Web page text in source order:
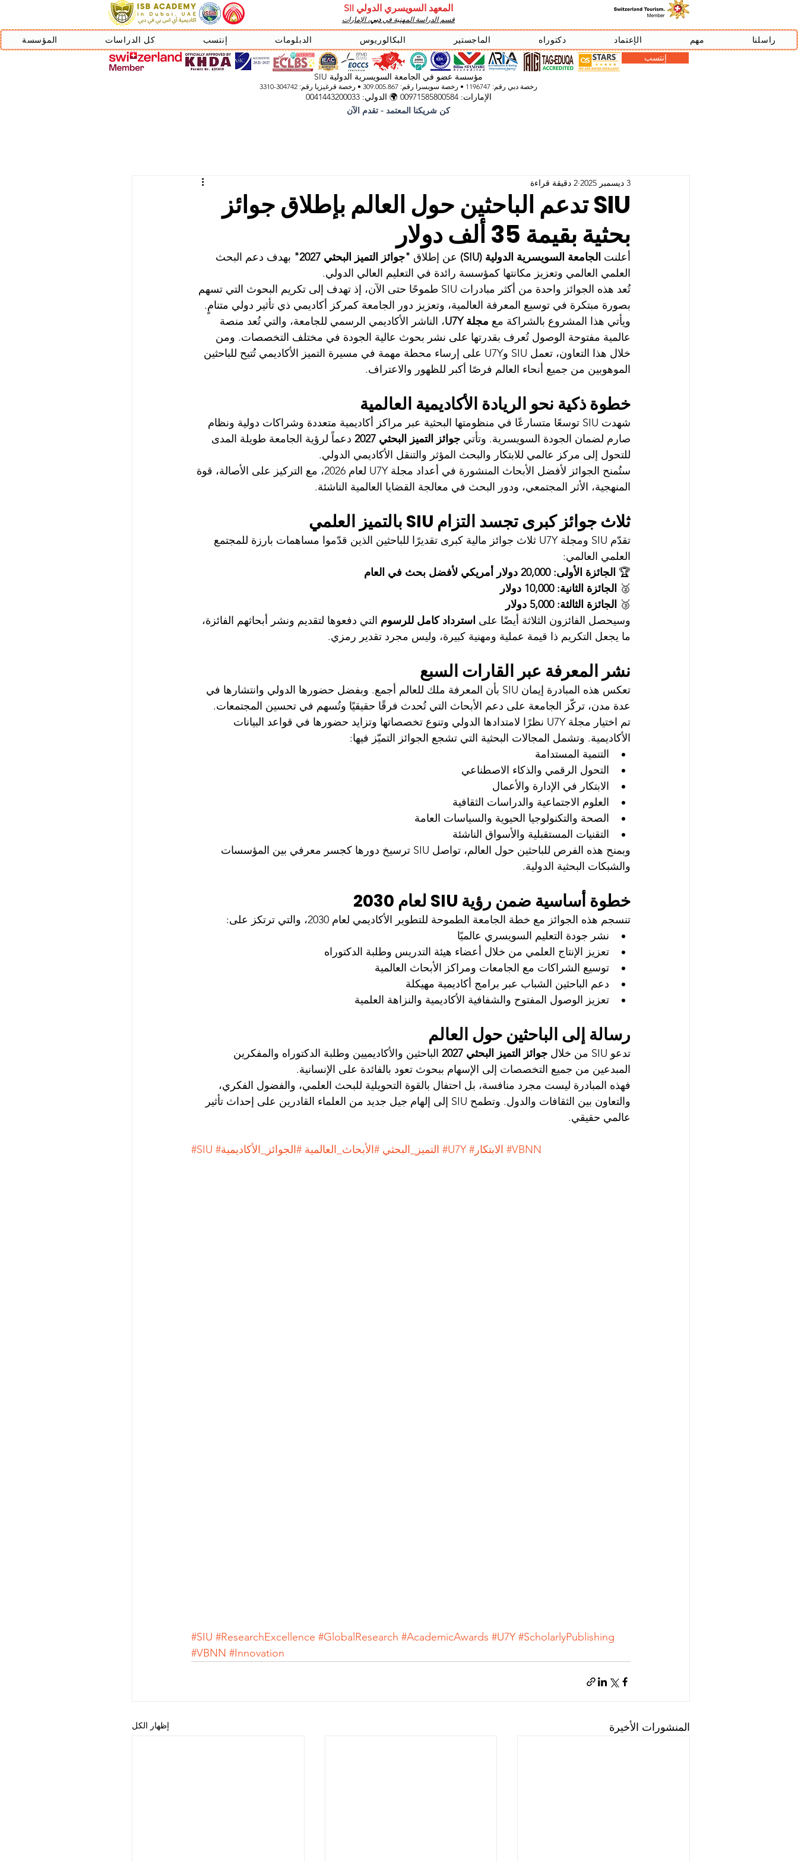
المعهد السويسري الدولي SII
قسم الدراسة المهنية فيدبي، الإمارات
المؤسسة كل الدراسات إنتسب الدبلومات البكالوريوس الماجستير دكتوراه الإعتماد مهم
راسلنا
إنتسب
مؤسسة عضو في الجامعة السويسرية الدولية SIU
رخصة دبي رقم: 1196747 • رخصة سويسرا رقم: 309.005.867 • رخصة قرغيزيا رقم: 304742-3310
الإمارات: 00971585800584 🌍 الدولي: 0041443200033
كن شريكنا المعتمد - تقدم الآن
SIU تدعم الباحثين حول العالم بإطلاق جوائز
بحثية بقيمة 35 ألف دولار
3 ديسمبر 2025 2 دقيقة قراءة
أعلنت الجامعة السويسرية الدولية (SIU) عن إطلاق "جوائز التميز البحثي 2027"
بهدف دعم البحث
العلمي العالمي وتعزيز مكانتها كمؤسسة رائدة في التعليم العالي الدولي.
تُعد هذه الجوائز واحدة من أكثر مبادرات SIU طموحًا حتى الآن، إذ تهدف إلى تكريم البحوث التي تسهم
بصورة مبتكرة في توسيع المعرفة العالمية، وتعزيز دور الجامعة كمركز أكاديمي ذي تأثير دولي متنامٍ.
ويأتي هذا المشروع بالشراكة مع مجلة U7Y
، الناشر الأكاديمي الرسمي للجامعة، والتي تُعد منصة
عالمية مفتوحة الوصول تُعرف بقدرتها على نشر بحوث عالية الجودة في مختلف التخصصات. ومن
خلال هذا التعاون، تعمل SIU وU7Y على إرساء محطة مهمة في مسيرة التميز الأكاديمي تُتيح للباحثين
الموهوبين من جميع أنحاء العالم فرصًا أكبر للظهور والاعتراف.
خطوة ذكية نحو الريادة الأكاديمية العالمية
شهدت SIU توسعًا متسارعًا في منظومتها البحثية عبر مراكز أكاديمية متعددة وشراكات دولية ونظام
صارم لضمان الجودة السويسرية. وتأتي جوائز التميز البحثي 2027
دعماً لرؤية الجامعة طويلة المدى
للتحول إلى مركز عالمي للابتكار والبحث المؤثر والتنقل الأكاديمي الدولي.
ستُمنح الجوائز لأفضل الأبحاث المنشورة في أعداد مجلة U7Y لعام 2026، مع التركيز على الأصالة، قوة
المنهجية، الأثر المجتمعي، ودور البحث في معالجة القضايا العالمية الناشئة.
ثلاث جوائز كبرى تجسد التزام SIU بالتميز العلمي
تقدّم SIU ومجلة U7Y ثلاث جوائز مالية كبرى تقديرًا للباحثين الذين قدّموا مساهمات بارزة للمجتمع
العلمي العالمي:
🏆 الجائزة الأولى: 20,000 دولار أمريكي لأفضل بحث في العام
🥈 الجائزة الثانية: 10,000 دولار
🥉 الجائزة الثالثة: 5,000 دولار
وسيحصل الفائزون الثلاثة أيضًا على استرداد كامل للرسوم التي دفعوها لتقديم ونشر أبحاثهم الفائزة،
ما يجعل التكريم ذا قيمة عملية ومهنية كبيرة، وليس مجرد تقدير رمزي.
نشر المعرفة عبر القارات السبع
تعكس هذه المبادرة إيمان SIU بأن المعرفة ملك للعالم أجمع. وبفضل حضورها الدولي وانتشارها في
عدة مدن، تركّز الجامعة على دعم الأبحاث التي تُحدث فرقًا حقيقيًا وتُسهم في تحسين المجتمعات.
تم اختيار مجلة U7Y نظرًا لامتدادها الدولي وتنوع تخصصاتها وتزايد حضورها في قواعد البيانات
الأكاديمية. وتشمل المجالات البحثية التي تشجع الجوائز التميّز فيها:
التنمية المستدامة
التحول الرقمي والذكاء الاصطناعي
الابتكار في الإدارة والأعمال
العلوم الاجتماعية والدراسات الثقافية
الصحة والتكنولوجيا الحيوية والسياسات العامة
التقنيات المستقبلية والأسواق الناشئة
وبمنح هذه الفرص للباحثين حول العالم، تواصل SIU ترسيخ دورها كجسر معرفي بين المؤسسات
والشبكات البحثية الدولية.
خطوة أساسية ضمن رؤية SIU لعام 2030
تنسجم هذه الجوائز مع خطة الجامعة الطموحة للتطوير الأكاديمي لعام 2030، والتي ترتكز على:
نشر جودة التعليم السويسري عالميًا
تعزيز الإنتاج العلمي من خلال أعضاء هيئة التدريس وطلبة الدكتوراه
توسيع الشراكات مع الجامعات ومراكز الأبحاث العالمية
دعم الباحثين الشباب عبر برامج أكاديمية مهيكلة
تعزيز الوصول المفتوح والشفافية الأكاديمية والنزاهة العلمية
رسالة إلى الباحثين حول العالم
تدعو SIU من خلال جوائز التميز البحثي 2027
الباحثين والأكاديميين وطلبة الدكتوراه والمفكرين
المبدعين من جميع التخصصات إلى الإسهام ببحوث تعود بالفائدة على الإنسانية.
فهذه المبادرة ليست مجرد منافسة، بل احتفال بالقوة التحويلية للبحث العلمي، والفضول الفكري،
والتعاون بين الثقافات والدول. وتطمح SIU إلى إلهام جيل جديد من العلماء القادرين على إحداث تأثير
عالمي حقيقي.
#SIU #التميز_البحثي #الأبحاث_العالمية #الجوائز_الأكاديمية #U7Y #الابتكار #VBNN
#SIU #ResearchExcellence #GlobalResearch #AcademicAwards #U7Y #ScholarlyPublishing
#VBNN #Innovation
المنشورات الأخيرة إظهار الكل